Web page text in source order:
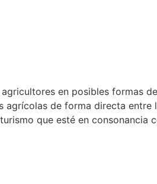
en posibles formas
de forma directa entre
que esté en consonancia